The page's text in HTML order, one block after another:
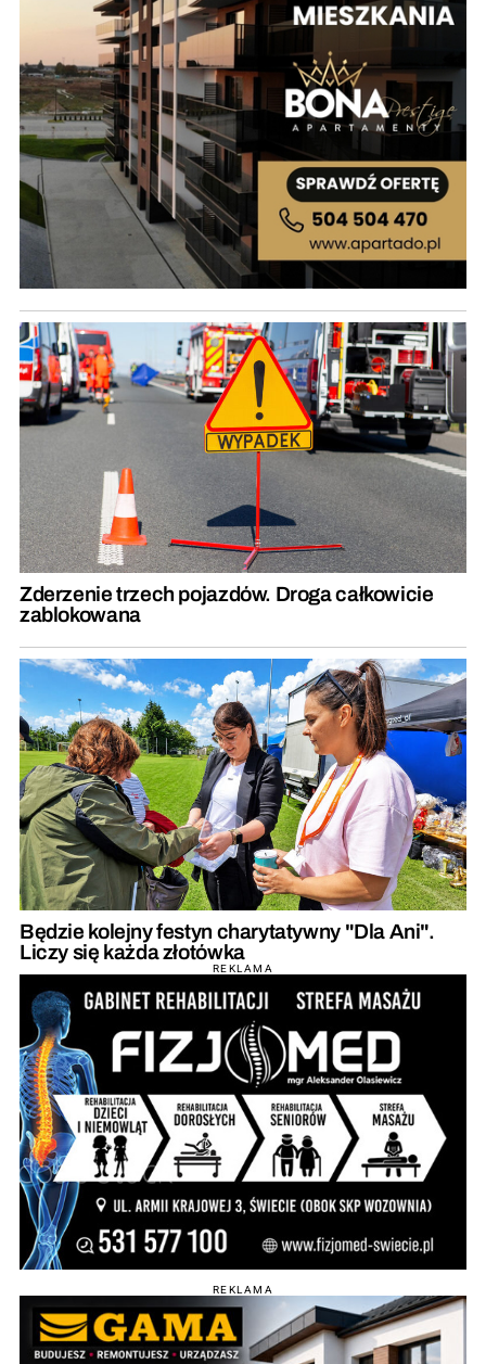
Zderzenie trzech pojazdów. Droga całkowicie
zablokowana
Będzie kolejny festyn charytatywny "Dla Ani".
Liczy się każda złotówka
REKLAMA
REKLAMA